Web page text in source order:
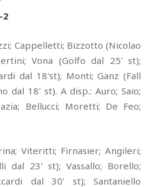
2
Cappelletti; Bizzotto (Nicolao
Vona (Golfo dal 25' st);
dal 18'st); Monti; Ganz (Fall
dal 18' st). A disp.: Auro; Saio;
Bellucci; Moretti; De Feo;
Viteritti; Firnasier; Angileri;
dal 23' st); Vassallo; Borello;
dal 30' st); Santaniello